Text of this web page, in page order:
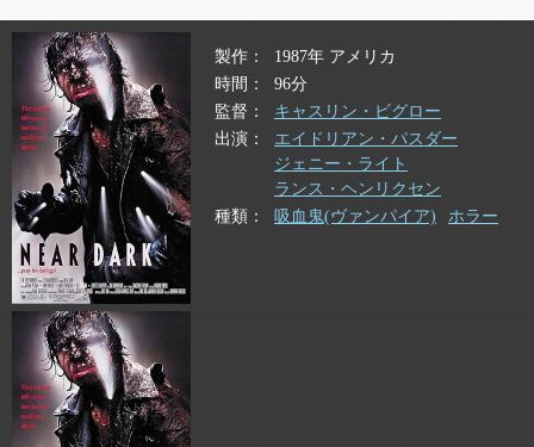
製作
1987年 アメリカ
時間
96分
監督
キャスリン・ビグロー
出演
エイドリアン・パスダー
ジェニー・ライト
ランス・ヘンリクセン
種類
吸血鬼(ヴァンパイア) ホラー